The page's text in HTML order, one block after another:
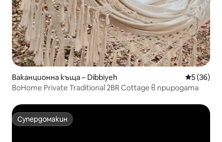
Ваканционна къща – Dibbiyeh Средна
5 (36)
BoHome Private Traditional 2BR Cottage в природата
Супердомакин
Супердомакин